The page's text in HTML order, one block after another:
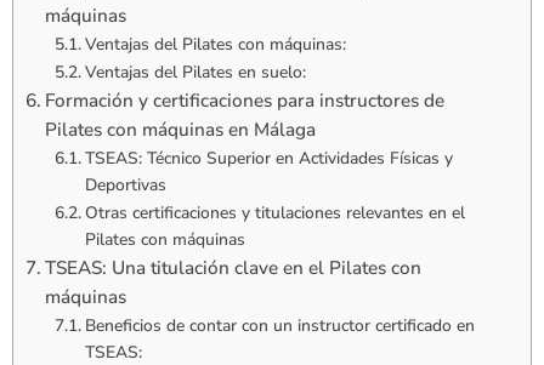
máquinas
Ventajas del Pilates con máquinas:
Ventajas del Pilates en suelo:
Formación y certificaciones para instructores de
Pilates con máquinas en Málaga
TSEAS: Técnico Superior en Actividades Físicas y
Deportivas
Otras certificaciones y titulaciones relevantes en el
Pilates con máquinas
TSEAS: Una titulación clave en el Pilates con
máquinas
Beneficios de contar con un instructor certificado en
TSEAS: